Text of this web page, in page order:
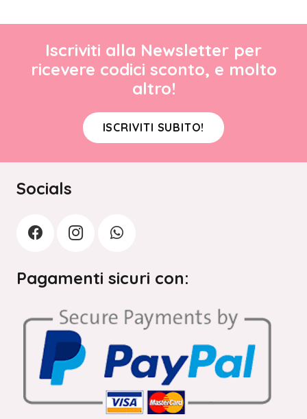
Iscriviti alla Newsletter per
ricevere codici sconto, e molto
altro!
ISCRIVITI SUBITO!
Socials
Pagamenti sicuri con: